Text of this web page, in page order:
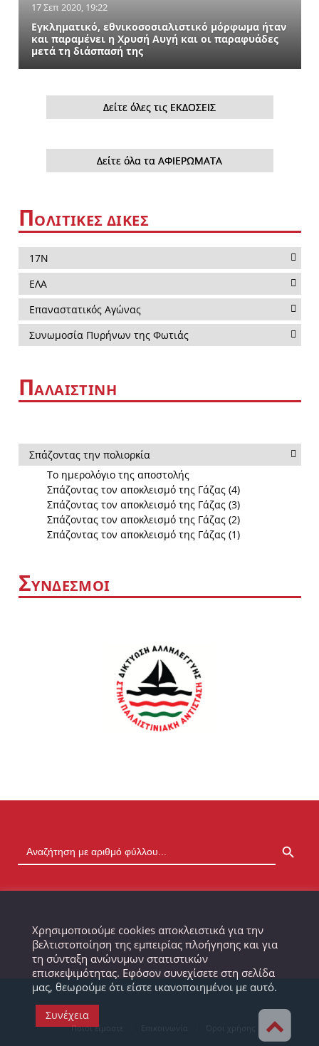
17 Σεπ 2020, 19:22
Εγκληματικό, εθνικοσοσιαλιστικό μόρφωμα ήταν
και παραμένει η Χρυσή Αυγή και οι παραφυάδες
μετά τη διάσπασή της
Δείτε όλες τις ΕΚΔΟΣΕΙΣ
Δείτε όλα τα ΑΦΙΕΡΩΜΑΤΑ
ΠΟΛΙΤΙΚΕΣ ΔΙΚΕΣ
17Ν
ΕΛΑ
Επαναστατικός Αγώνας
Συνωμοσία Πυρήνων της Φωτιάς
ΠΑΛΑΙΣΤΙΝΗ
Σπάζοντας την πολιορκία
Το ημερολόγιο της αποστολής
Σπάζοντας τον αποκλεισμό της Γάζας (4)
Σπάζοντας τον αποκλεισμό της Γάζας (3)
Σπάζοντας τον αποκλεισμό της Γάζας (2)
Σπάζοντας τον αποκλεισμό της Γάζας (1)
ΣΥΝΔΕΣΜΟΙ
Ποιοι είμαστε
Χρησιμοποιούμε cookies αποκλειστικά για την
βελτιστοποίηση της εμπειρίας πλοήγησης και για
τη σύνταξη ανώνυμων στατιστικών
επισκεψιμότητας. Εφόσον συνεχίσετε στη σελίδα
μας, θεωρούμε ότι είστε ικανοποιημένοι με αυτό.
Συνέχεια